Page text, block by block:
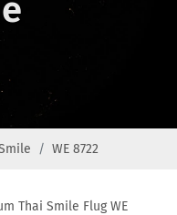
WE 8722
Thai Smile Flug WE